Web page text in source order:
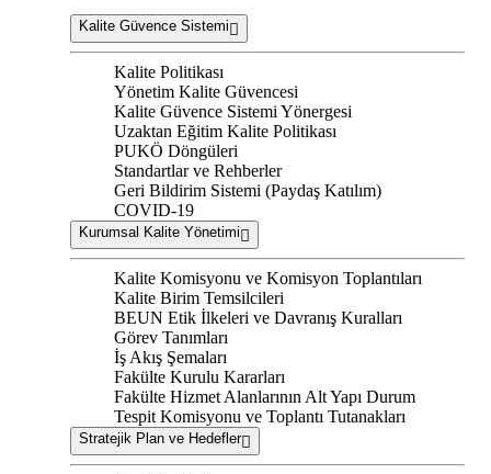
Kalite Güvence Sistemi
Kalite Politikası
Yönetim Kalite Güvencesi
Kalite Güvence Sistemi Yönergesi
Uzaktan Eğitim Kalite Politikası
PUKÖ Döngüleri
Standartlar ve Rehberler
Geri Bildirim Sistemi (Paydaş Katılım)
COVID-19
Kurumsal Kalite Yönetimi
Kalite Komisyonu ve Komisyon Toplantıları
Kalite Birim Temsilcileri
BEUN Etik İlkeleri ve Davranış Kuralları
Görev Tanımları
İş Akış Şemaları
Fakülte Kurulu Kararları
Fakülte Hizmet Alanlarının Alt Yapı Durum
Tespit Komisyonu ve Toplantı Tutanakları
Stratejik Plan ve Hedefler